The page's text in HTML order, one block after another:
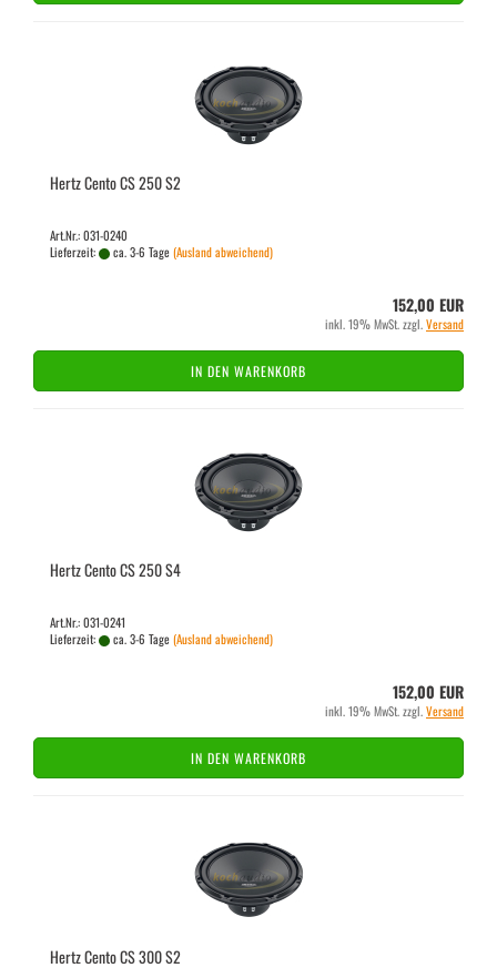
Hertz Cento CS 250 S2
Art.Nr.: 031-0240
Lieferzeit:
ca. 3-6 Tage(Ausland abweichend)
152,00 EUR
inkl. 19% MwSt. zzgl.Versand
IN DEN WARENKORB
Hertz Cento CS 250 S4
Art.Nr.: 031-0241
Lieferzeit:
ca. 3-6 Tage(Ausland abweichend)
152,00 EUR
inkl. 19% MwSt. zzgl.Versand
IN DEN WARENKORB
Hertz Cento CS 300 S2